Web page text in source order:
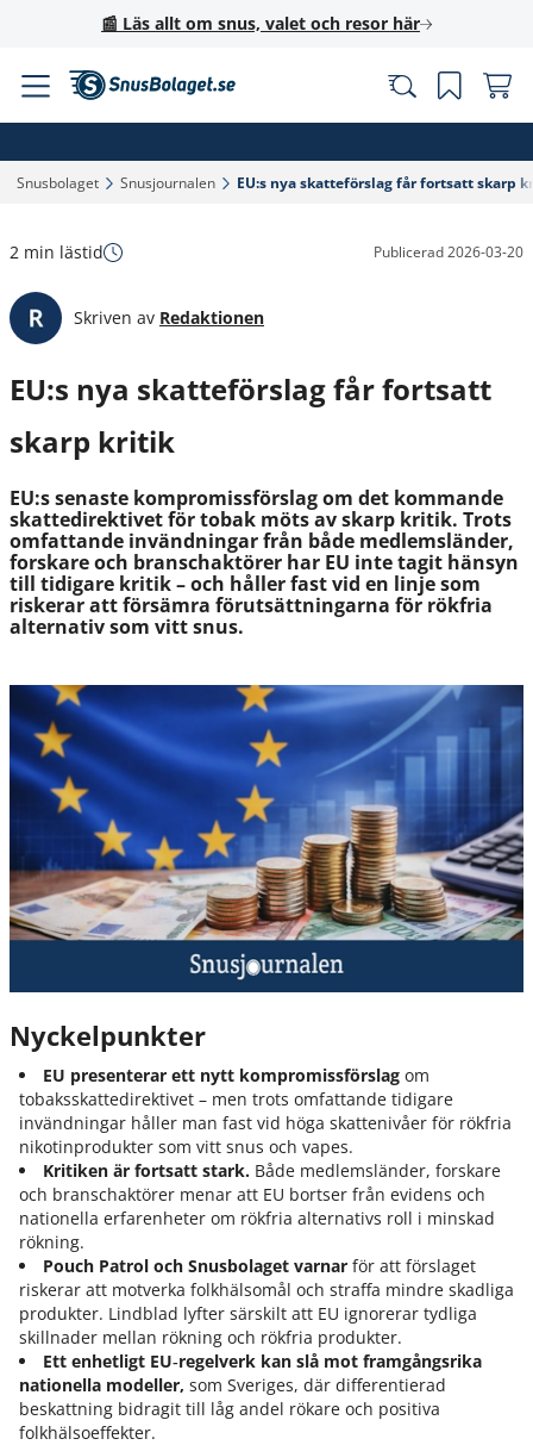
📰 Läs allt om snus, valet och resor här
Snusbolaget‎ Snusjournalen‎ EU:s nya skatteförslag får fortsatt skarp
2 min lästid Publicerad2026-03-20
Skriven av Redaktionen
EU:s nya skatteförslag får fortsatt
skarp kritik
EU:s senaste kompromissförslag om det kommande
skattedirektivet för tobak möts av skarp kritik. Trots
omfattande invändningar från både medlemsländer,
forskare och branschaktörer har EU inte tagit hänsyn
till tidigare kritik – och håller fast vid en linje som
riskerar att försämra förutsättningarna för rökfria
alternativ som vitt snus.
Nyckelpunkter
EU presenterar ett nytt kompromissförslag om
tobaksskattedirektivet – men trots omfattande tidigare
invändningar håller man fast vid höga skattenivåer för rökfria
nikotinprodukter som vitt snus och vapes.
Kritiken är fortsatt stark. Både medlemsländer, forskare
och branschaktörer menar att EU bortser från evidens och
nationella erfarenheter om rökfria alternativs roll i minskad
rökning.
Pouch Patrol och Snusbolaget varnar för att förslaget
riskerar att motverka folkhälsomål och straffa mindre skadliga
produkter. Lindblad lyfter särskilt att EU ignorerar tydliga
skillnader mellan rökning och rökfria produkter.
Ett enhetligt EU‑regelverk kan slå mot framgångsrika
nationella modeller, som Sveriges, där differentierad
beskattning bidragit till låg andel rökare och positiva
folkhälsoeffekter.